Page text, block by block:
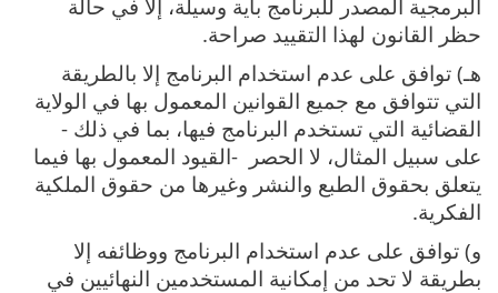
البرمجية المصدر للبرنامج بأية وسيلة، إلا في حالة
حظر القانون لهذا التقييد صراحة‎.
هـ) ‎توافق على عدم استخدام البرنامج إلا بالطريقة
التي تتوافق مع جميع القوانين المعمول بها في الولاية
القضائية التي تستخدم البرنامج فيها، بما في ذلك ‎-
‎على سبيل المثال، لا الحصر ‎- ‎القيود المعمول بها فيما
يتعلق بحقوق الطبع والنشر وغيرها من حقوق الملكية
الفكرية‎.
و) ‎توافق على عدم استخدام البرنامج ووظائفه إلا
بطريقة لا تحد من إمكانية المستخدمين النهائيين في